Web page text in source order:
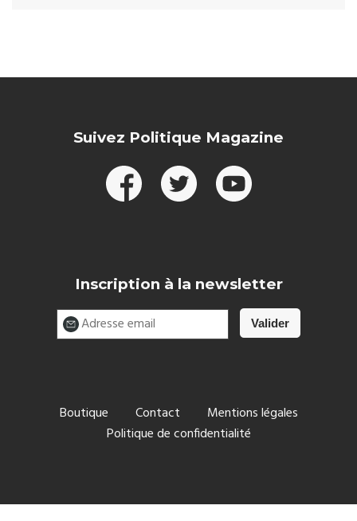
Suivez Politique Magazine
Inscription à la newsletter
Boutique Contact
Mentions légales
Politique de confidentialité